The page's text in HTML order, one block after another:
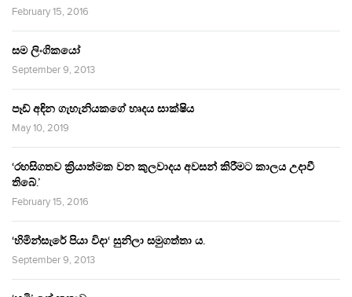
February 15, 2016
සම ලිංගිකයෝ
September 9, 2013
පෑඩ් අඳින ගැහැනියකගේ හෘදය සාක්ෂිය
May 10, 2019
‘රහසිගතව ක්‍රියාත්මක වන කුලවාදය අවසන් කිරීමට කාලය උදාවී
තිබේ.’
February 15, 2016
‘හිමින්සැරේ පියා විදා‘ සුනිලා සමුගත්තා ය.
September 9, 2013